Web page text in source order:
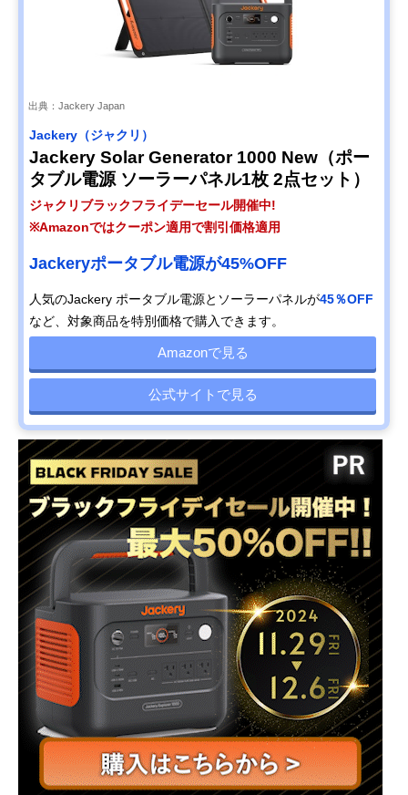
出典：Jackery Japan
Jackery（ジャクリ）
Jackery Solar Generator 1000 New（ポー
タブル電源 ソーラーパネル1枚 2点セット）
ジャクリブラックフライデーセール開催中!
※Amazonではクーポン適用で割引価格適用
Jackeryポータブル電源が45%OFF
人気のJackery ポータブル電源とソーラーパネルが45％OFF
など、対象商品を特別価格で購入できます。
Amazonで見る
公式サイトで見る